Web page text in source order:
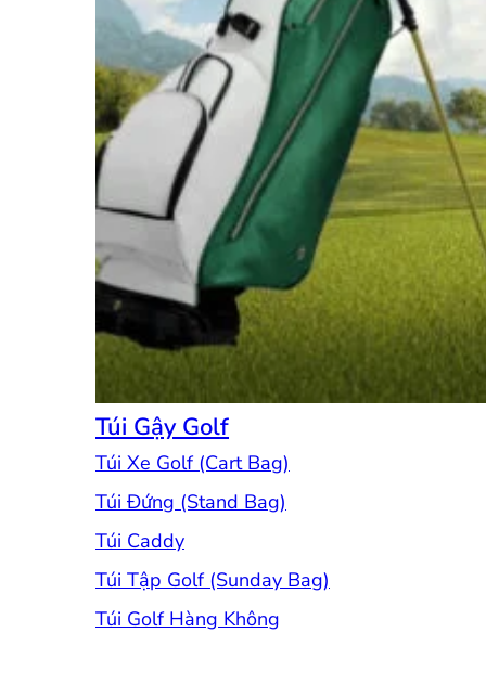
Túi Gậy Golf
Túi Xe Golf (Cart Bag)
Túi Đứng (Stand Bag)
Túi Caddy
Túi Tập Golf (Sunday Bag)
Túi Golf Hàng Không